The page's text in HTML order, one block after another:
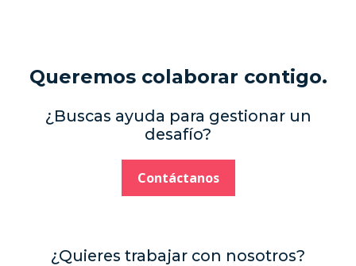
Queremos colaborar contigo.
¿Buscas ayuda para gestionar un
desafío?
Contáctanos
¿Quieres trabajar con nosotros?